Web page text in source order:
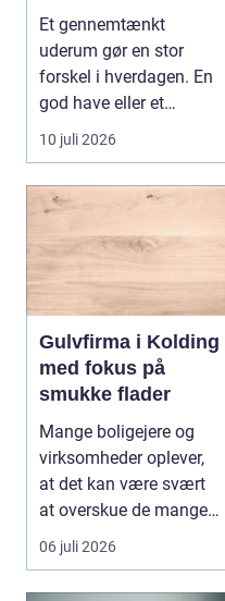
holder i mange år
Et gennemtænkt
uderum gør en stor
forskel i hverdagen. En
god have eller et
velplejet fællesareal
gi...
10 juli 2026
Gulvfirma i Kolding
med fokus på
smukke flader
Mange boligejere og
virksomheder oplever,
at det kan være svært
at overskue de mange
gul...
06 juli 2026